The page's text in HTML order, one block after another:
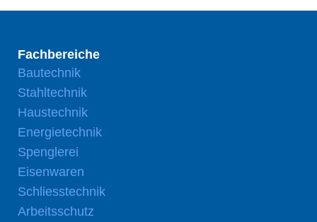
Fachbereiche
Bautechnik
Stahltechnik
Haustechnik
Energietechnik
Spenglerei
Eisenwaren
Schliesstechnik
Arbeitsschutz